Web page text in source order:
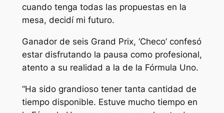
cuando tenga todas las propuestas en la
mesa, decidí mi futuro.
Ganador de seis Grand Prix, ‘Checo’ confesó
estar disfrutando la pausa como profesional,
atento a su realidad a la de la Fórmula Uno.
“Ha sido grandioso tener tanta cantidad de
tiempo disponible. Estuve mucho tiempo en